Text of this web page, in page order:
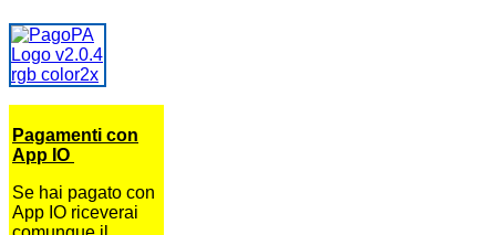
Pagamenti con
App IO
Se hai pagato con
App IO riceverai